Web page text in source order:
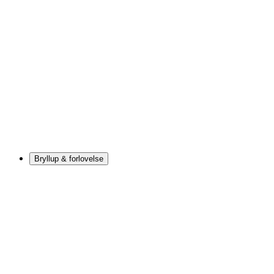
Bryllup & forlovelse